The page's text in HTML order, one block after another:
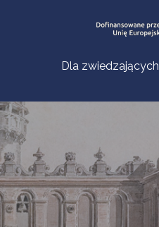
Dla zwiedzających